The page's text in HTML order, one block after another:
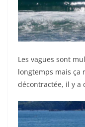
Les vagues sont
longtemps mais ça
décontractée, il y a